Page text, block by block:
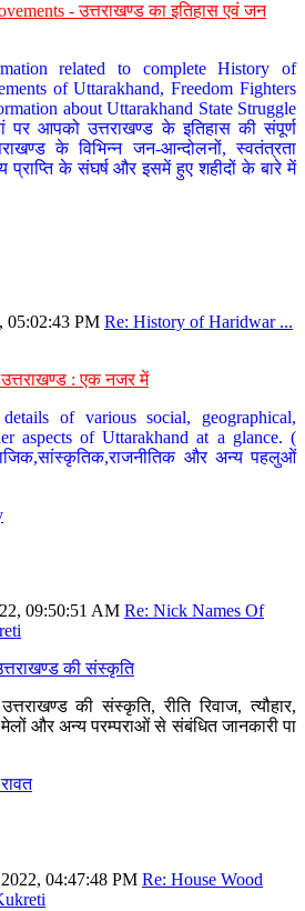
- उत्तराखण्ड का इतिहास एवं जन
related to complete History of
of Uttarakhand, Freedom Fighters
about Uttarakhand State Struggle
पर आपको उत्तराखण्ड के इतिहास की संपूर्ण
के विभिन्न जन-आन्दोलनों, स्वतंत्रता
प्राप्ति के संघर्ष और इसमें हुए शहीदों के बारे में
05:02:43 PM Re: History of Haridwar ...
: एक नजर में
of various social, geographical,
aspects of Uttarakhand at a glance. (
और अन्य पहलुओं
09:50:51 AM Re: Nick Names Of
की संस्कृति
की संस्कृति, रीति रिवाज, त्यौहार,
और अन्य परम्पराओं से संबंधित जानकारी पा
04:47:48 PM Re: House Wood